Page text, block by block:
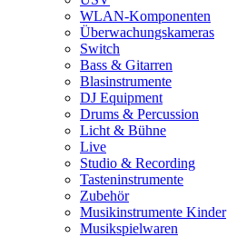
WLAN-Komponenten
Überwachungskameras
Switch
Bass & Gitarren
Blasinstrumente
DJ Equipment
Drums & Percussion
Licht & Bühne
Live
Studio & Recording
Tasteninstrumente
Zubehör
Musikinstrumente Kinder
Musikspielwaren